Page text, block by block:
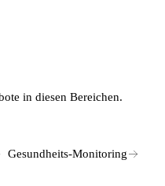
in diesen Bereichen.
Gesundheits-Monitoring